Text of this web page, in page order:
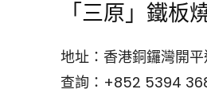
「三原」鐵板
地址：香港銅鑼灣開平
查詢：+852 5394